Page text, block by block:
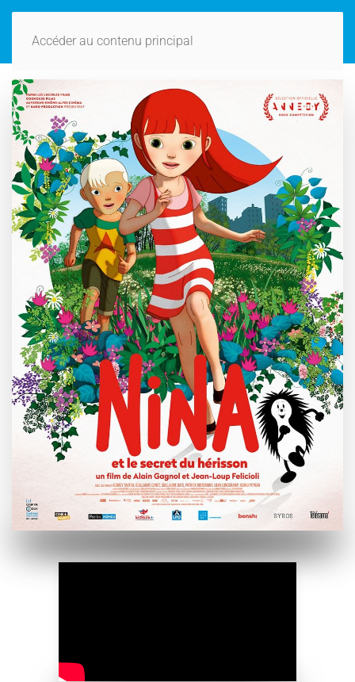
Accéder au contenu principal